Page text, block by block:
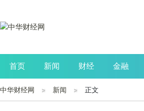
首页 新闻 财经 金融
公司 生活 读书
中华财经网 新闻 正文